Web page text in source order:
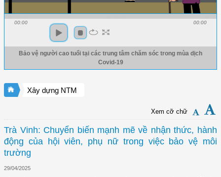
00:00 00:00
Bảo vệ người cao tuổi tại các trung tâm chăm sóc trong mùa dịch
Covid-19
Xây dựng NTM
Xem cỡ chữ
Trà Vinh: Chuyển biến mạnh mẽ về nhận thức, hành
động của hội viên, phụ nữ trong việc bảo vệ môi
trường
29/04/2025